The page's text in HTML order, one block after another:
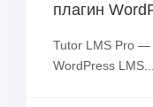
плагин
Tutor LMS Pro
WordPress LMS...